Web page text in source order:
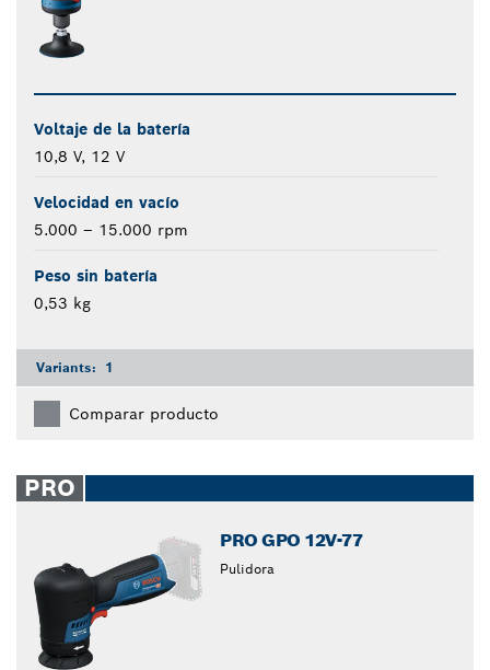
Voltaje de la batería
10,8 V, 12 V
Velocidad en vacío
5.000 – 15.000 rpm
Peso sin batería
0,53 kg
Variants: 1
Comparar producto
PRO
PRO GPO 12V-77
Pulidora